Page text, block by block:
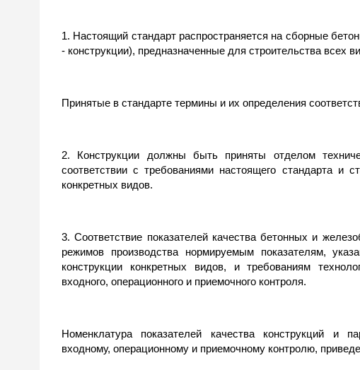
1. Настоящий стандарт распространяется на сборные
- конструкции), предназначенные для строительства всех
Принятые в стандарте термины и их определения
2. Конструкции должны быть приняты отделом
соответствии с требованиями настоящего стандарта и
конкретных видов.
3. Соответствие показателей качества бетонных и
режимов производства нормируемым показателям,
конструкции конкретных видов, и требованиям
входного, операционного и приемочного контроля.
Номенклатура показателей качества конструкций и
входному, операционному и приемочному контролю,